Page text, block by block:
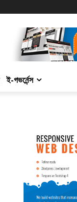
ই-গভর্নেন্স